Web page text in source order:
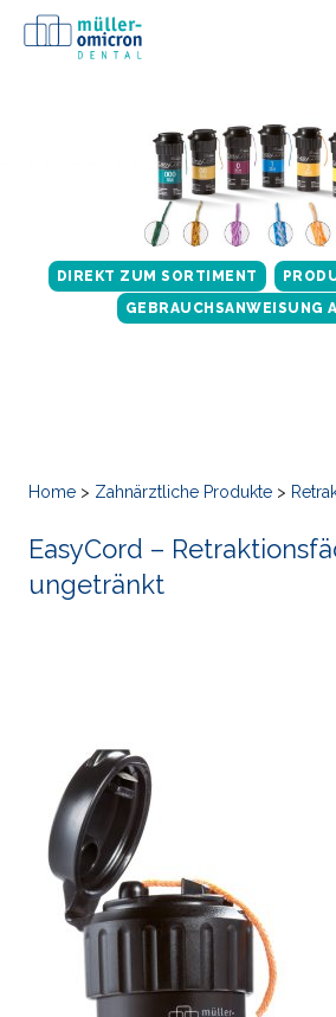
DIREKT ZUM SORTIMENT
GEBRAUCHSANWEISUNG
Home> Zahnärztliche Produkte>
EasyCord –
ungetränkt